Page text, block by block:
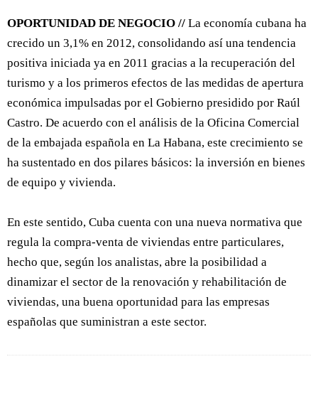
OPORTUNIDAD DE NEGOCIO // La economía cubana ha
crecido un 3,1% en 2012, consolidando así una tendencia
positiva iniciada ya en 2011 gracias a la recuperación del
turismo y a los primeros efectos de las medidas de apertura
económica impulsadas por el Gobierno presidido por Raúl
Castro. De acuerdo con el análisis de la Oficina Comercial
de la embajada española en La Habana, este crecimiento se
ha sustentado en dos pilares básicos: la inversión en bienes
de equipo y vivienda.
En este sentido, Cuba cuenta con una nueva normativa que
regula la compra-venta de viviendas entre particulares,
hecho que, según los analistas, abre la posibilidad a
dinamizar el sector de la renovación y rehabilitación de
viviendas, una buena oportunidad para las empresas
españolas que suministran a este sector.